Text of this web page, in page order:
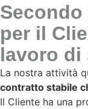
per il
lavoro di
La nostra attività
contratto stabile
Il Cliente ha una